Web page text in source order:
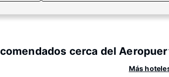
cerca del
Más